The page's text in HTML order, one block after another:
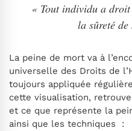
« Tout individu a
la sûreté de
La peine de mort va à
universelle des Droits de
toujours appliquée
cette visualisation,
et ce que représente la
ainsi que les techniques :